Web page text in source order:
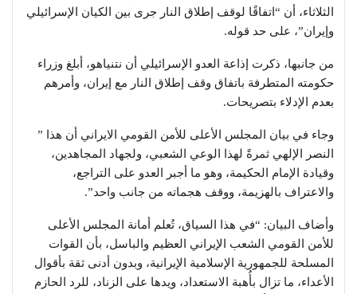
الثلاثاء، أن “اتفاقًا لوقف إطلاق النار جرى بين الكيان الإسرائيلي
وإيران”، على حد قوله.
من جانبها، ذكرت إذاعة العدو الإسرائيلي أن نتنياهو، أبلغ وزراء
حكومته المتطرفة باتفاق وقف إطلاق النار مع إيران، وأمرهم
بعدم الإدلاء بتصريحات.
وجاء في بيان المجلس الأعلى للأمن القومي الايراني أن هذا ”
النصر الإلهي ثمرةً لهذا الوعي الشعبي، ولجهاد المجاهدين،
وقيادة الإمام الحكيمة، وهو ما أجبر العدو على التراجع،
والاعتراف بالهزيمة، ووقف هجماته من جانب واحد”.
وأضاف البيان: “في هذا السياق، تُعلم أمانة المجلس الأعلى
للأمن القومي الشعب الإيراني العظيم والباسل، بأن القوات
المسلحة للجمهورية الإسلامية الإيرانية، وبدون أدنى ثقة بأقوال
الأعداء، ما تزال بأُهبة الاستعداد، ويدها على الزناد، للرد الحازم